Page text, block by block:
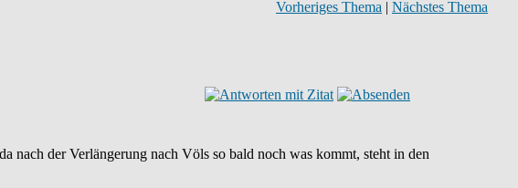
Vorheriges Thema | Nächstes Thema
nach der Verlängerung nach Völs so bald noch was kommt, steht in den